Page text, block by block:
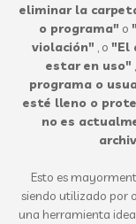
eliminar la
o programa" o
violación" , o "El
estar en uso"
programa o
esté lleno o
no es
Esto es
siendo utilizado por
una herramienta